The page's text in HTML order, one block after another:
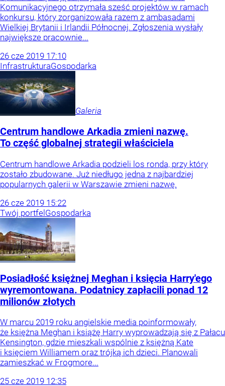
Komunikacyjnego otrzymała sześć projektów w ramach
konkursu, który zorganizowała razem z ambasadami
Wielkiej Brytanii i Irlandii Północnej. Zgłoszenia wysłały
największe pracownie...
26 cze 2019 17:10
InfrastrukturaGospodarka
Galeria
Centrum handlowe Arkadia zmieni nazwę.
To część globalnej strategii właściciela
Centrum handlowe Arkadia podzieli los ronda, przy który
zostało zbudowane. Już niedługo jedna z najbardziej
popularnych galerii w Warszawie zmieni nazwę.
26 cze 2019 15:22
Twój portfelGospodarka
Posiadłość księżnej Meghan i księcia Harry'ego
wyremontowana. Podatnicy zapłacili ponad 12
milionów złotych
W marcu 2019 roku angielskie media poinformowały,
że księżna Meghan i książę Harry wyprowadzają się z Pałacu
Kensington, gdzie mieszkali wspólnie z księżną Kate
i księciem Williamem oraz trójką ich dzieci. Planowali
zamieszkać w Frogmore...
25 cze 2019 12:35